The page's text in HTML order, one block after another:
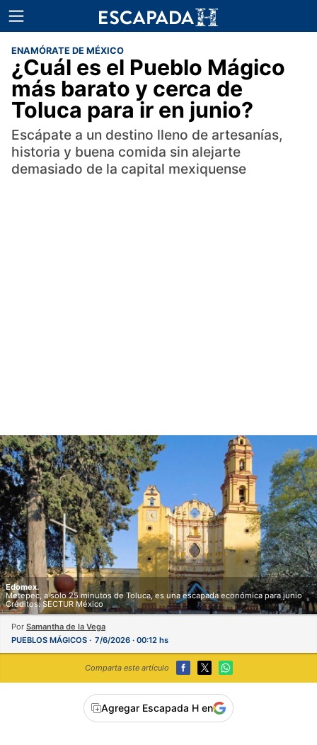
ENAMÓRATE DE MÉXICO
¿Cuál es el Pueblo Mágico
más barato y cerca de
Toluca para ir en junio?
Escápate a un destino lleno de artesanías,
historia y buena comida sin alejarte
demasiado de la capital mexiquense
Edomex.
Metepec, a solo 25 minutos de Toluca, es una escapada económica para junio
Créditos: SECTUR México
Por Samantha de la Vega
PUEBLOS MÁGICOS
7/6/2026 · 00:12 hs
Comparta este artículo
Agregar Escapada H en